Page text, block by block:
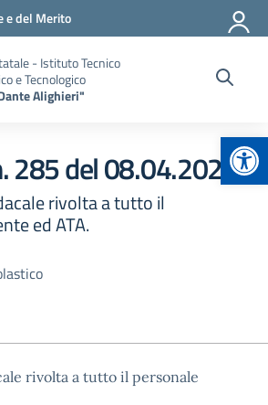
e del Merito
- Istituto Tecnico
e Tecnologico
Alighieri"
285 del 08.04.2025
rivolta a tutto il
ed ATA.
rivolta a tutto il personale